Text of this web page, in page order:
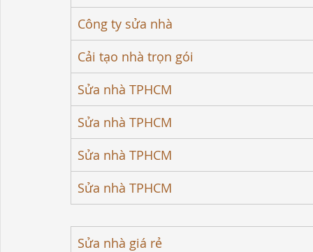
Công ty sửa nhà
Cải tạo nhà trọn gói
Sửa nhà TPHCM
Sửa nhà TPHCM
Sửa nhà TPHCM
Sửa nhà TPHCM
Sửa nhà giá rẻ